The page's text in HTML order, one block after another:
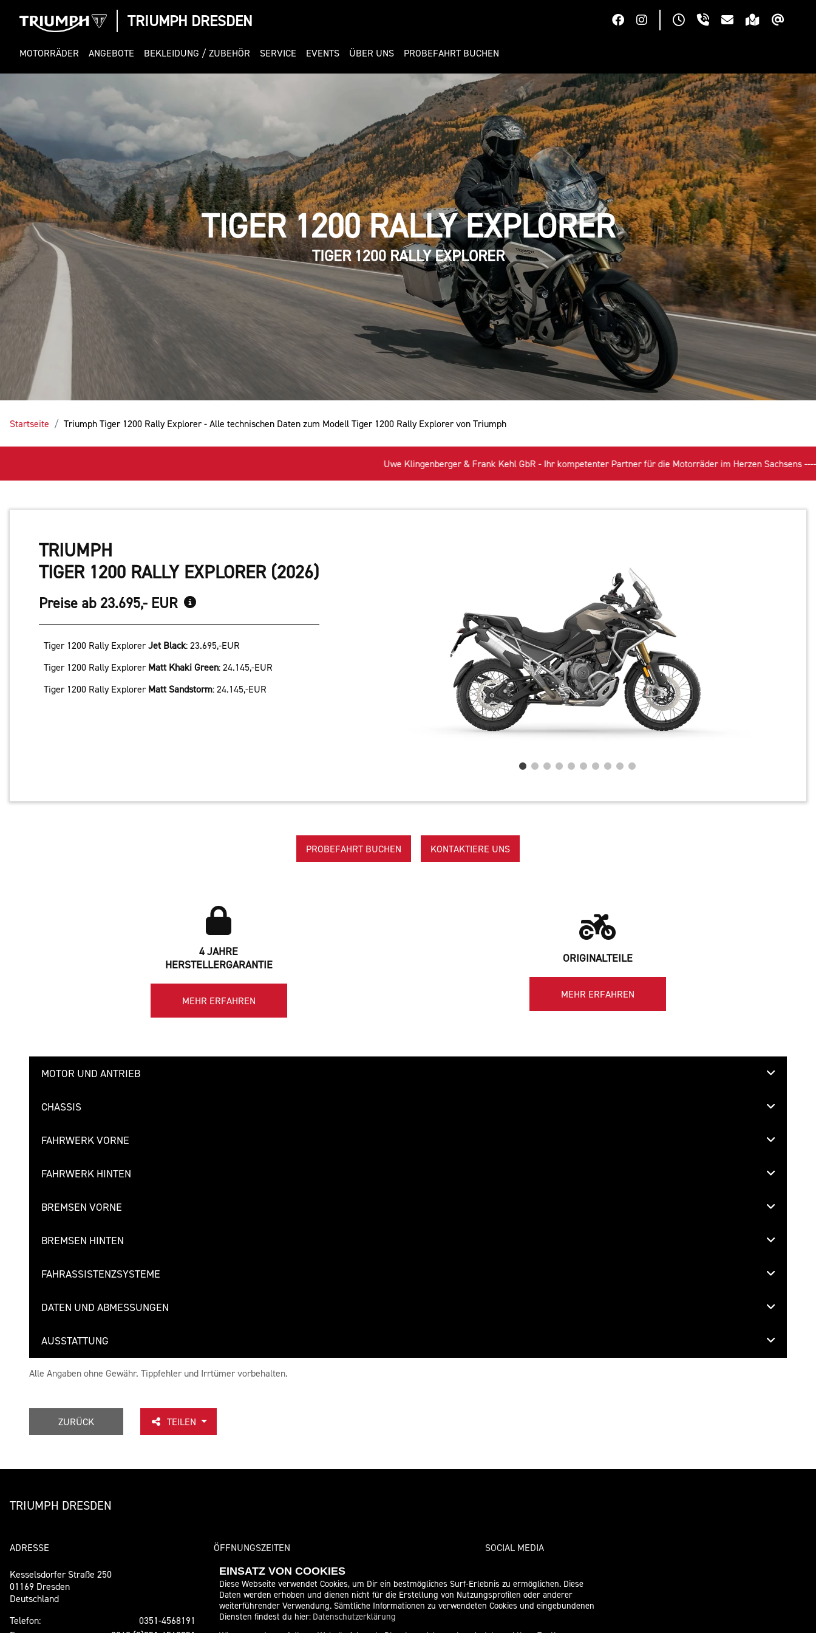
TRIUMPH DRESDEN
MOTORRÄDER ANGEBOTE BEKLEIDUNG / ZUBEHÖR SERVICE EVENTS ÜBER UNS PROBEFAHRT BUCHEN
TIGER 1200 RALLY EXPLORER
TIGER 1200 RALLY EXPLORER
Startseite Triumph Tiger 1200 Rally Explorer - Alle technischen Daten zum Modell Tiger 1200 Rally Explorer von Triumph
Uwe Klingenberger & Frank Kehl GbR - Ihr kompetenter Partner für die Motorräder im Herzen Sachsens ---- Wir
TRIUMPH
TIGER 1200 RALLY EXPLORER (2026)
Preise ab 23.695,- EUR
Tiger 1200 Rally ExplorerJet Black: 23.695,-EUR
Tiger 1200 Rally Explorer Matt Khaki Green: 24.145,-EUR
Tiger 1200 Rally Explorer Matt Sandstorm: 24.145,-EUR
PROBEFAHRT BUCHEN KONTAKTIERE UNS
4 JAHRE
HERSTELLERGARANTIE
MEHR ERFAHREN
ORIGINALTEILE
MEHR ERFAHREN
MOTOR UND ANTRIEB
CHASSIS
FAHRWERK VORNE
FAHRWERK HINTEN
BREMSEN VORNE
BREMSEN HINTEN
FAHRASSISTENZSYSTEME
DATEN UND ABMESSUNGEN
AUSSTATTUNG
Alle Angaben ohne Gewähr. Tippfehler und Irrtümer vorbehalten.
ZURÜCK TEILEN
TRIUMPH DRESDEN
ADRESSE
Kesselsdorfer Straße 250
01169 Dresden
Deutschland
Telefon:
0351-4568191
ÖFFNUNGSZEITEN
Sommeröffnungszeiten
Montag:
09:00 - 12:00 und 13:00 - 17:30
Dienstag:
09:00 - 12:00 und 13:00 - 17:30
Mittwoch:
09:00 - 12:00 und 13:00 - 17:30
SOCIAL MEDIA
EINSATZ VON COOKIES
Diese Webseite verwendet Cookies, um Dir ein bestmögliches Surf-Erlebnis zu ermöglichen. Diese
Daten werden erhoben und dienen nicht für die Erstellung von Nutzungsprofilen oder anderer
weiterführender Verwendung. Sämtliche Informationen zu verwendeten Cookies und eingebundenen
Diensten findest du hier: Datenschutzerklärung